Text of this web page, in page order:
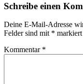
Schreibe einen
Deine E-Mail-Adresse
Felder sind mit * markiert
Kommentar *